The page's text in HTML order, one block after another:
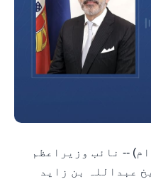
2 جولائی، 2026 (وام) -- نائب وزیراعظم
عبداللہ بن زاید